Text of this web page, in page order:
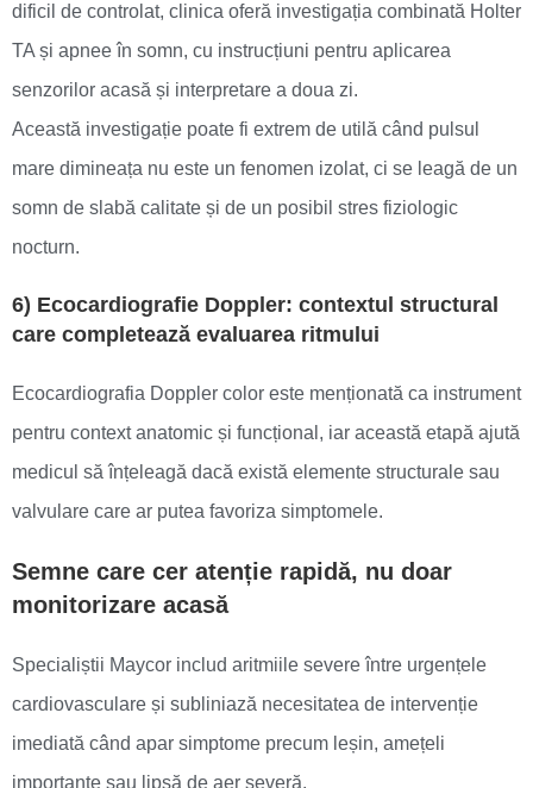
dificil de controlat, clinica oferă investigația combinată Holter
TA și apnee în somn, cu instrucțiuni pentru aplicarea
senzorilor acasă și interpretare a doua zi.
Această investigație poate fi extrem de utilă când pulsul
mare dimineața nu este un fenomen izolat, ci se leagă de un
somn de slabă calitate și de un posibil stres fiziologic
nocturn.
6) Ecocardiografie Doppler: contextul structural
care completează evaluarea ritmului
Ecocardiografia Doppler color este menționată ca instrument
pentru context anatomic și funcțional, iar această etapă ajută
medicul să înțeleagă dacă există elemente structurale sau
valvulare care ar putea favoriza simptomele.
Semne care cer atenție rapidă, nu doar
monitorizare acasă
Specialiștii Maycor includ aritmiile severe între urgențele
cardiovasculare și subliniază necesitatea de intervenție
imediată când apar simptome precum leșin, amețeli
importante sau lipsă de aer severă.